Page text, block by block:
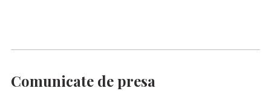
Comunicate de presa